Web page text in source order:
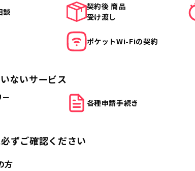
談
契約後 商品
受け渡し
ポケットWi-Fiの契約
ないサービス
ー
各種申請手続き
ずご確認ください
方